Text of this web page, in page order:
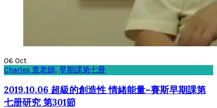
06 Oct
Charles 查老師, 早期課第七冊
2019.10.06 超級的創造性 情緒能量–賽斯早期課第
七册研究 第301節